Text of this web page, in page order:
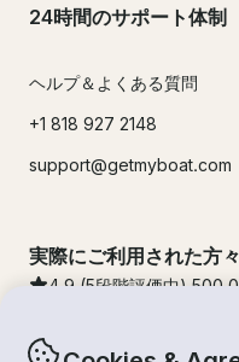
24時間のサポート体制
ヘルプ＆よくある質問
+1 818 927 2148
support@getmyboat.com
実際にご利用された方
4.9 (5段階評価中)